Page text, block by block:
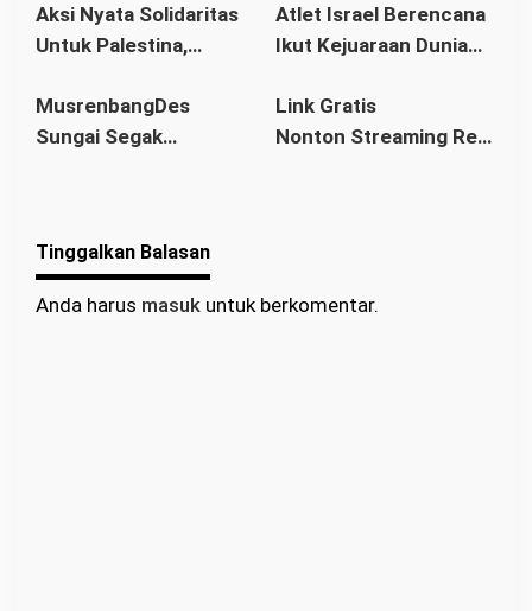
Legalitas
Aksi Nyata Solidaritas
Untuk Palestina,
Pontianak Ikuti Senam
Sehat dan
Atlet Israel Berencana
Ikut Kejuaraan Dunia
Kata Menlu
MusrenbangDes
Sungai Segak
dalam Kebaikan
Link Gratis
Nonton Streaming Real
Tinggalkan Balasan
Anda harus masuk untuk berkomentar.